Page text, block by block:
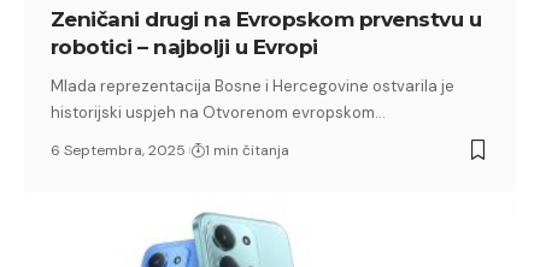
Zeničani drugi na Evropskom prvenstvu u
robotici – najbolji u Evropi
Mlada reprezentacija Bosne i Hercegovine ostvarila je
historijski uspjeh na Otvorenom evropskom…
6 Septembra, 2025 1 min čitanja